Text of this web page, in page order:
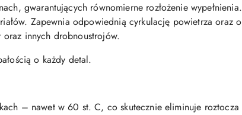
gwarantujących równomierne rozłożenie
Zapewnia odpowiednią cyrkulację powietrza
innych drobnoustrojów.
o każdy detal.
– nawet w 60 st. C, co skutecznie eliminuje